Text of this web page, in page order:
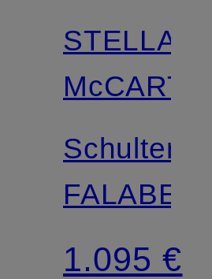
STELLA
1.095 €